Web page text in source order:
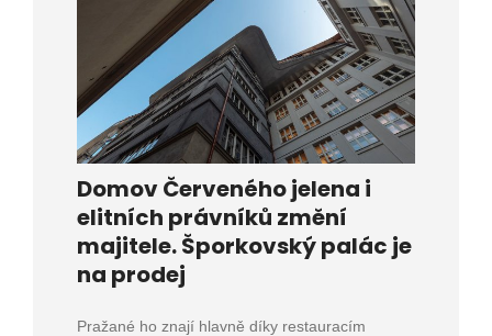
Domov Červeného jelena i
elitních právníků změní
majitele. Šporkovský palác je
na prodej
Pražané ho znají hlavně díky restauracím